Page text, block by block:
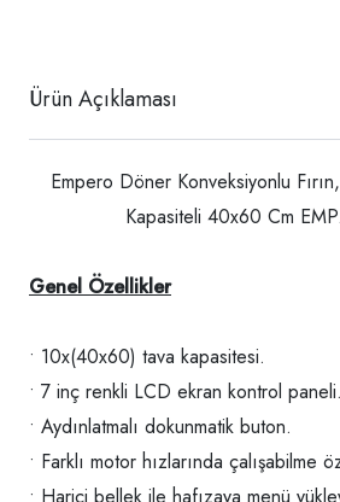
Ürün Açıklaması
Empero Döner Konveksiyonlu
Kapasiteli 40x60 Cm
Genel Özellikler
• 10x(40x60) tava kapasitesi.
• 7 inç renkli LCD ekran kontrol paneli.
• Aydınlatmalı dokunmatik buton.
• Farklı motor hızlarında çalışabilme